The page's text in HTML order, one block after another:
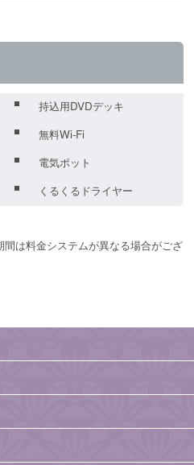
持込用DVDデッキ
無料Wi-Fi
電気ポット
くるくるドライヤー
は料金システムが異なる場合がござ